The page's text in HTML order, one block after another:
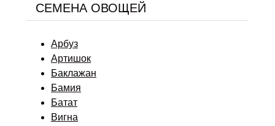
СЕМЕНА ОВОЩЕЙ
Арбуз
Артишок
Баклажан
Бамия
Батат
Вигна